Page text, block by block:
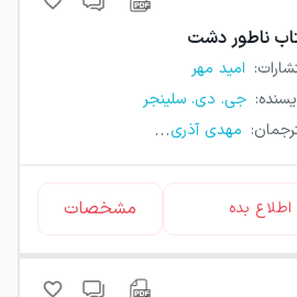
ناطور دشت
: امید مهر
: جی. دی. سلینجر
: مهدی آذری...
بده مشخصات